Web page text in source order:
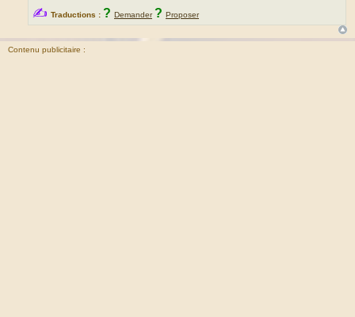
✍ Traductions : ? Demander ? Proposer
Contenu publicitaire :